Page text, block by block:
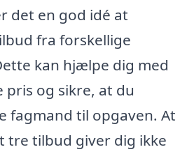
det en god idé at
fra forskellige
kan hjælpe dig med
pris og sikre, at du
fagmand til opgaven. At
tre tilbud giver dig ikke